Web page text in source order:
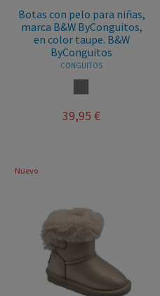
Botas con pelo para niñas,
marca B&W ByConguitos,
en color taupe. B&W
ByConguitos
CONGUITOS
39,95 €
Nuevo